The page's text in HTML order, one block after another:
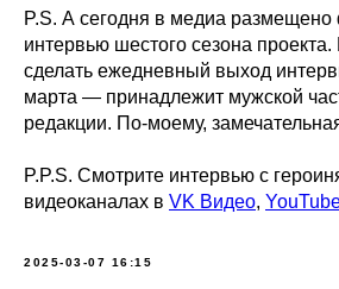
P.S. А сегодня в медиа
интервью шестого сезона
сделать ежедневный выход
марта — принадлежит мужской
редакции. По-моему,
P.P.S. Смотрите интервью с
видеоканалах в VK Видео,
2025-03-07 16:15